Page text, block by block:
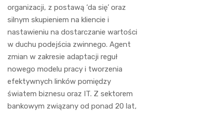
organizacji, z postawą ‘da się’ oraz
silnym skupieniem na kliencie i
nastawieniu na dostarczanie wartości
w duchu podejścia zwinnego. Agent
zmian w zakresie adaptacji reguł
nowego modelu pracy i tworzenia
efektywnych linków pomiędzy
światem biznesu oraz IT. Z sektorem
bankowym związany od ponad 20 lat,